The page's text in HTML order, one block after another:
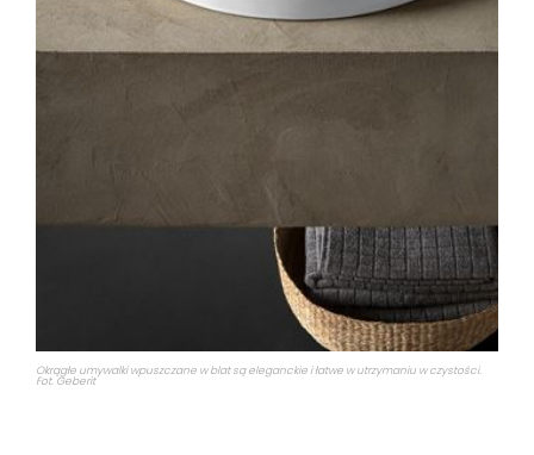
Okrągłe umywalki wpuszczane w blat są eleganckie i łatwe w utrzymaniu w czystości.
Fot. Geberit